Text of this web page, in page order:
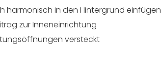
harmonisch in den Hintergrund einfügen
zur Inneneinrichtung
versteckt